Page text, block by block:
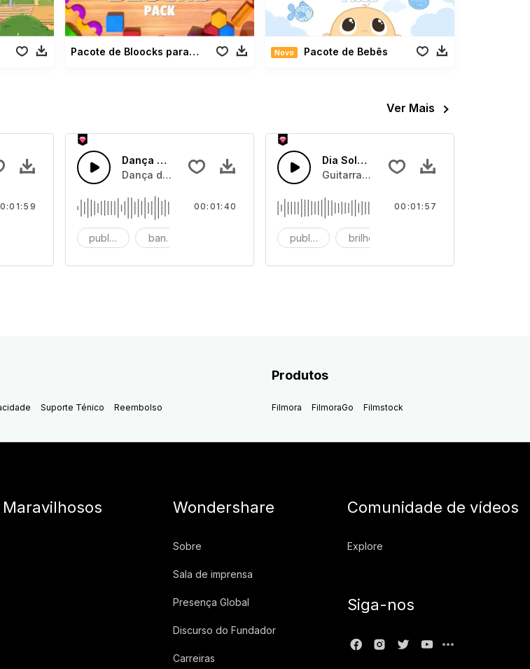
Pacote de Bloocks para crianças Novo Pacote de Bebês
Ver Mais
Jazz
piano, baixo de violoncelo e bateria e hi-hats
música de fundo
Dança com Comédia de Jazz
Dança de guitarra jazz atrevida e baixo com dança de bateria retro
publicidade banda
00:01:40
Dia Solarengo com Jazz
Guitarra jazz divertida com baixo e
publicidade brilho
00:01:57
Suporte Ténico Reembolso
Produtos
Filmora FilmoraGo Filmstock
Wondershare
Sobre
Sala de imprensa
Presença Global
Discurso do Fundador
Carreiras
Comunidade de vídeos
Explore
Siga-nos